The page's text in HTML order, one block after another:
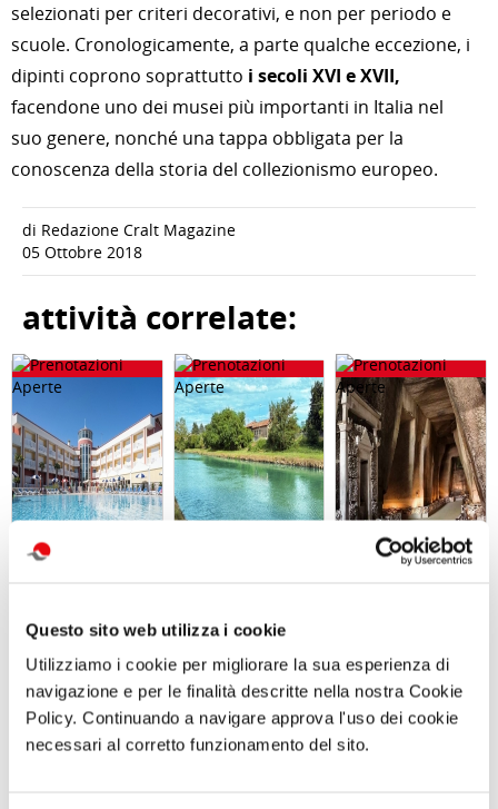
Questo sito web utilizza i cookie
Utilizziamo i cookie per migliorare la sua esperienza di
navigazione e per le finalità descritte nella nostra Cookie
Policy. Continuando a navigare approva l'uso dei cookie
necessari al corretto funzionamento del sito.
selezionati per criteri decorativi, e non per periodo e
scuole. Cronologicamente, a parte qualche eccezione, i
dipinti coprono soprattutto i secoli XVI e XVII,
facendone uno dei musei più importanti in Italia nel
suo genere, nonché una tappa obbligata per la
conoscenza della storia del collezionismo europeo.
di Redazione Cralt Magazine
05 Ottobre 2018
attività correlate:
CAORLE - Hotel
Olympus - dal 10
al 13 settembre
o dall 11 al 13
settembre
– Naviglio del
Brenta - Sabato
12 Settembre
2026 - Località
Dolo (VE)
Fontanelle e
Materdei,
Sabato 26
Settembre